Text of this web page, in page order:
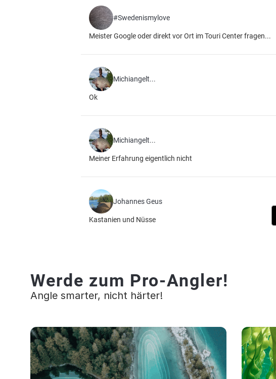
#Swedenismylove
Meister Google oder direkt vor Ort im Touri Center fragen...
Michiangelt...
Ok
Michiangelt...
Meiner Erfahrung eigentlich nicht
Johannes Geus
Kastanien und Nüsse
Werde zum Pro-Angler!
Angle smarter, nicht härter!